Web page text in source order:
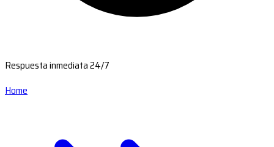
Respuesta inmediata 24/7
Home